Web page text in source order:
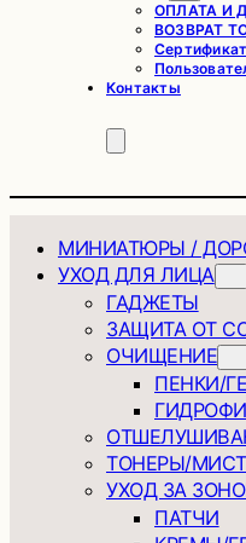
ОПЛАТА И
ВОЗВРАТ
Контакты
МИНИАТЮРЫ /
УХОД ДЛЯ ЛИЦА
ГАДЖЕТЫ
ЗАЩИТА ОТ
ОЧИЩЕНИЕ
ПЕНКИ/
ТОНЕРЫ/
УХОД ЗА
ПАТЧИ